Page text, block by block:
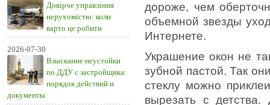
Довірче управління
нерухомістю: коли
варто це робити
2026-07-30
Взыскание неустойки
по ДДУ с застройщика:
порядок действий и
документы
дороже, чем
объемной звезды
Интернете.
Украшение окон не
зубной пастой. Так
стеклу можно
вырезать с